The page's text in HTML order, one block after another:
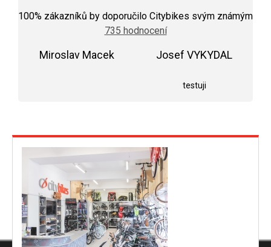
hodnocení
obchodu
je
100% zákazníků by doporučilo Citybikes svým známým
735 hodnocení
Miroslav Macek Josef VYKYDAL
testuji